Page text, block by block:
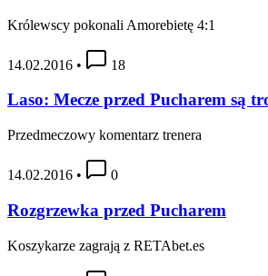
Królewscy pokonali Amorebietę 4:1
14.02.2016 • 18
Laso: Mecze przed Pucharem są
Przedmeczowy komentarz trenera
14.02.2016 • 0
Rozgrzewka przed Pucharem
Koszykarze zagrają z RETAbet.es